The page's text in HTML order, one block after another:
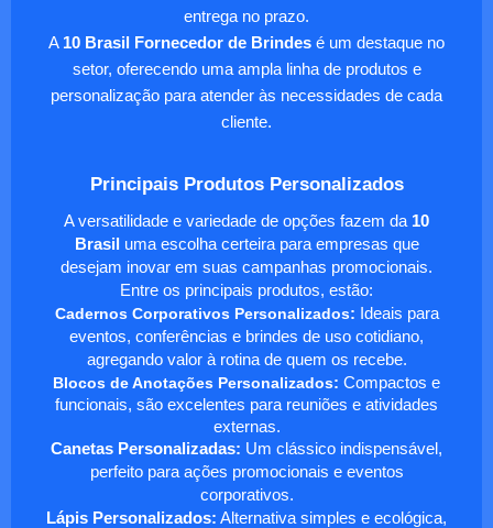
entrega no prazo.
A 10 Brasil Fornecedor de Brindes é um destaque no
setor, oferecendo uma ampla linha de produtos e
personalização para atender às necessidades de cada
cliente.
Principais Produtos Personalizados
A versatilidade e variedade de opções fazem da 10
Brasil uma escolha certeira para empresas que
desejam inovar em suas campanhas promocionais.
Entre os principais produtos, estão:
Cadernos Corporativos Personalizados: Ideais para
eventos, conferências e brindes de uso cotidiano,
agregando valor à rotina de quem os recebe.
Blocos de Anotações Personalizados: Compactos e
funcionais, são excelentes para reuniões e atividades
externas.
Canetas Personalizadas: Um clássico indispensável,
perfeito para ações promocionais e eventos
corporativos.
Lápis Personalizados: Alternativa simples e ecológica,